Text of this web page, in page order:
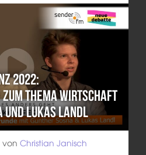
2022:
Thema Wirtschaft
und Lukas Landl
von Christian Janisch